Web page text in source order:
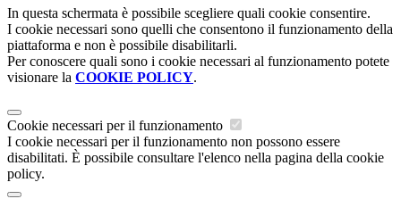
In questa schermata è possibile scegliere quali cookie consentire.
I cookie necessari sono quelli che consentono il funzionamento della
piattaforma e non è possibile disabilitarli.
Per conoscere quali sono i cookie necessari al funzionamento potete
visionare la COOKIE POLICY.
Cookie necessari per il funzionamento
I cookie necessari per il funzionamento non possono essere
disabilitati. È possibile consultare l'elenco nella pagina della cookie
policy.